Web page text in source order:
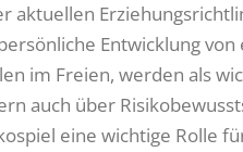
aktuellen
Entwicklung
im Freien, werden als
auch über
eine wichtige Rolle